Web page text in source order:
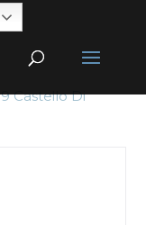
Castello Di